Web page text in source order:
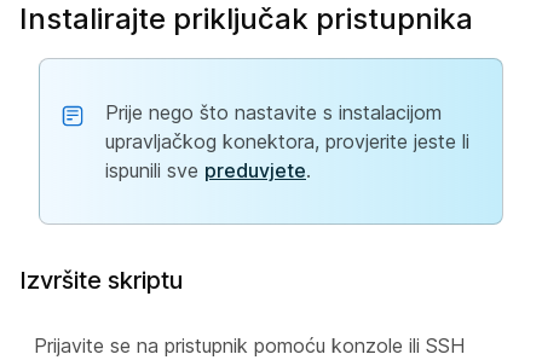
Instalirajte priključak pristupnika
Prije nego što nastavite s instalacijom
upravljačkog konektora, provjerite jeste li
ispunili sve preduvjete.
Izvršite skriptu
Prijavite se na pristupnik pomoću konzole ili SSH